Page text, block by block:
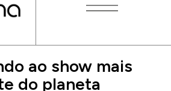
ao show mais
do planeta